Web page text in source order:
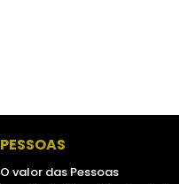
PESSOAS
O valor das Pessoas